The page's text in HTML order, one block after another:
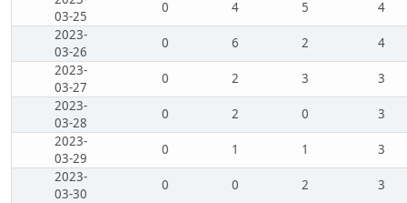
03-25
0 4 5
4
2023-
03-26
0 6 2
4
2023-
03-27
0 2 3
3
2023-
03-28
0 2 0
3
2023-
03-29
0 1 1
3
2023-
03-30
0 0 2
3